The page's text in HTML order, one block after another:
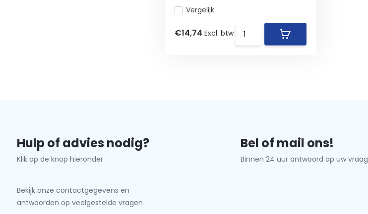
Vergelijk
€14,74 Excl. btw
Hulp of advies nodig?
Klik op de knop hieronder
Bekijk onze contactgegevens en
antwoorden op veelgestelde vragen
Bel of mail ons!
Binnen 24 uur antwoord op uw vraag